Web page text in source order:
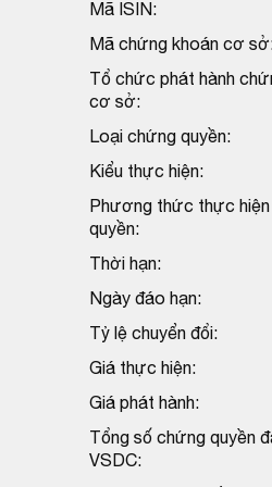
Mã ISIN:
Mã chứng khoán cơ
Tổ chức phát hành
cơ sở:
Loại chứng quyền:
Kiểu thực hiện:
Phương thức thực
quyền:
Thời hạn:
Ngày đáo hạn:
Tỷ lệ chuyển đổi:
Giá thực hiện:
Giá phát hành:
Tổng số chứng quyền
VSDC: